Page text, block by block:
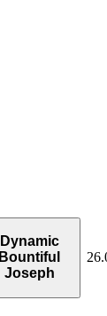
Dynamic
Bountiful
Joseph